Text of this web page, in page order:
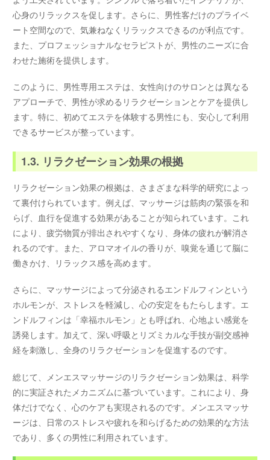
心身のリラックスを促します。さらに、男性客だけのプライベ
ート空間なので、気兼ねなくリラックスできるのが利点です。
また、プロフェッショナルなセラピストが、男性のニーズに合
わせた施術を提供します。
このように、男性専用エステは、女性向けのサロンとは異なる
アプローチで、男性が求めるリラクゼーションとケアを提供し
ます。特に、初めてエステを体験する男性にも、安心して利用
できるサービスが整っています。
1.3. リラクゼーション効果の根拠
リラクゼーション効果の根拠は、さまざまな科学的研究によっ
て裏付けられています。例えば、マッサージは筋肉の緊張を和
らげ、血行を促進する効果があることが知られています。これ
により、疲労物質が排出されやすくなり、身体の疲れが解消さ
れるのです。また、アロマオイルの香りが、嗅覚を通じて脳に
働きかけ、リラックス感を高めます。
さらに、マッサージによって分泌されるエンドルフィンという
ホルモンが、ストレスを軽減し、心の安定をもたらします。エ
ンドルフィンは「幸福ホルモン」とも呼ばれ、心地よい感覚を
誘発します。加えて、深い呼吸とリズミカルな手技が副交感神
経を刺激し、全身のリラクゼーションを促進するのです。
総じて、メンエスマッサージのリラクゼーション効果は、科学
的に実証されたメカニズムに基づいています。これにより、身
体だけでなく、心のケアも実現されるのです。メンエスマッサ
ージは、日常のストレスや疲れを和らげるための効果的な方法
であり、多くの男性に利用されています。